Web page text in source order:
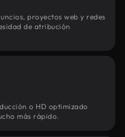
proyectos web y redes
de atribución
o HD optimizado
más rápido.